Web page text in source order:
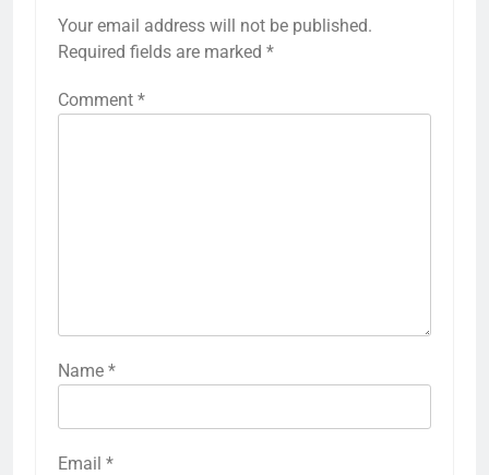
Your email address will not be published.
Required fields are marked *
Comment *
Name *
Email *